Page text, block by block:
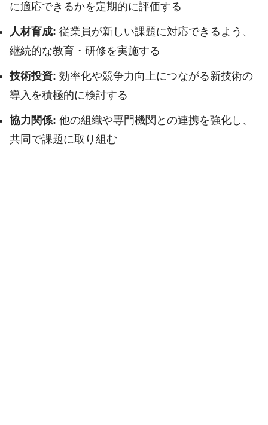
に適応できるかを定期的に評価する
人材育成: 従業員が新しい課題に対応できるよう、
継続的な教育・研修を実施する
技術投資: 効率化や競争力向上につながる新技術の
導入を積極的に検討する
協力関係: 他の組織や専門機関との連携を強化し、
共同で課題に取り組む